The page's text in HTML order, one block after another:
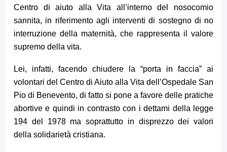
Centro di aiuto alla Vita all’interno del nosocomio
sannita, in riferimento agli interventi di sostegno di no
interruzione della maternità, che rappresenta il valore
supremo della vita.
Lei, infatti, facendo chiudere la “porta in faccia” ai
volontari del Centro di Aiuto alla Vita dell’Ospedale San
Pio di Benevento, di fatto si pone a favore delle pratiche
abortive e quindi in contrasto con i dettami della legge
194 del 1978 ma soprattutto in disprezzo dei valori
della solidarietà cristiana.